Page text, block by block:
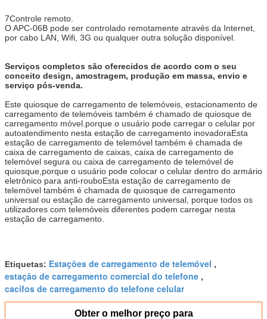
7Controle remoto.
O APC-06B pode ser controlado remotamente através da Internet,
por cabo LAN, Wifi, 3G ou qualquer outra solução disponível.
Serviços completos são oferecidos de acordo com o seu
conceito design, amostragem, produção em massa, envio e
serviço pós-venda.
Este quiosque de carregamento de telemóveis, estacionamento de
carregamento de telemóveis também é chamado de quiosque de
carregamento móvel.porque o usuário pode carregar o celular por
autoatendimento nesta estação de carregamento inovadoraEsta
estação de carregamento de telemóvel também é chamada de
caixa de carregamento de caixas, caixa de carregamento de
telemóvel segura ou caixa de carregamento de telemóvel de
quiosque,porque o usuário pode colocar o celular dentro do armário
eletrônico para anti-rouboEsta estação de carregamento de
telemóvel também é chamada de quiosque de carregamento
universal ou estação de carregamento universal, porque todos os
utilizadores com telemóveis diferentes podem carregar nesta
estação de carregamento.
Etiquetas: Estações de carregamento de telemóvel ,
estação de carregamento comercial do telefone ,
cacifos de carregamento do telefone celular
Obter o melhor preço para